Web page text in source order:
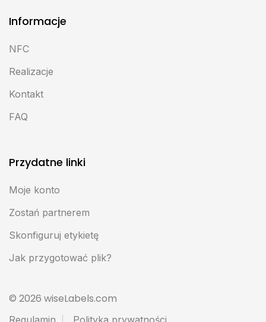
Informacje
NFC
Realizacje
Kontakt
FAQ
Przydatne linki
Moje konto
Zostań partnerem
Skonfiguruj etykietę
Jak przygotować plik?
© 2026 wiseLabels.com
Regulamin Polityka prywatności